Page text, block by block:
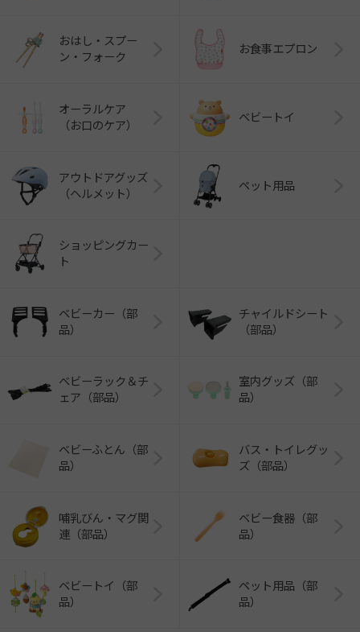
おはし・スプー
ン・フォーク
お食事エプロン
オーラルケア
（お口のケア）
ベビートイ
アウトドアグッズ
（ヘルメット）
ペット用品
ショッピングカー
ト
ベビーカー（部
品）
チャイルドシート
（部品）
ベビーラック＆チ
ェア（部品）
室内グッズ（部
品）
ベビーふとん（部
品）
バス・トイレグッ
ズ（部品）
哺乳びん・マグ関
連（部品）
ベビー食器（部
品）
ベビートイ（部
品）
ペット用品（部
品）